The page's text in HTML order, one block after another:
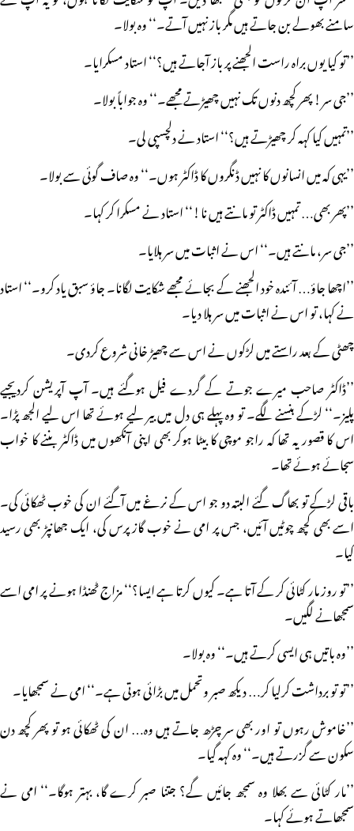
سامنے بھولے بن جاتے ہیں مگر باز نہیں آتے۔‘‘ وہ بولا۔
’’تو کیا یوں براہ راست الجھنے پر باز آجاتے ہیں؟‘‘ استاد مسکرایا۔
’’جی سر! پھر کچھ دنوں تک نہیں چھیڑتے مجھے۔‘‘ وہ جواباً بولا۔
’’تمہیں کیا کہہ کر چھیڑتے ہیں؟‘‘ استاد نے دلچسپی لی۔
’’یہی کہ میں انسانوں کا نہیں ڈنگروں کا ڈاکٹر ہوں۔‘‘ وہ صاف گوئی سے بولا۔
’’پھر بھی… تمہیں ڈاکٹر تو مانتے ہیں نا!‘‘ استاد نے مسکرا کر کہا۔
’’جی سر، مانتے ہیں۔‘‘ اس نے اثبات میں سر ہلایا۔
’’اچھا جاؤ… آئندہ خود الجھنے کے بجائے مجھے شکایت لگانا۔ جاؤ سبق یاد کرو۔‘‘ استاد
نے کہا، تو اس نے اثبات میں سر ہلا دیا۔
چھٹی کے بعد راستے میں لڑکوں نے اس سے چھیڑ خانی شروع کردی۔
’’ڈاکٹر صاحب میرے جوتے کے گردے فیل ہوگئے ہیں۔ آپ آپریشن کردیجیے
پلیز۔‘‘ لڑکے ہنسنے لگے۔ تو وہ پہلے ہی دل میں بیر لیے ہوئے تھا اس لیے الجھ پڑا۔
اس کا قصور یہ تھا کہ راجو موچی کا بیٹا ہوکر بھی اپنی آنکھوں میں ڈاکٹر بننے کا خواب
سجائے ہوئے تھا۔
باقی لڑکے تو بھاگ گئے البتہ دو جو اس کے نرغے میں آگئے ان کی خوب ٹھکائی کی۔
اسے بھی کچھ چوٹیں آئیں، جس پر امی نے خوب گاز پرس کی، ایک جھانپڑ بھی رسید
کیا۔
’’تو روز مار کٹائی کر کے آتا ہے۔ کیوں کرتا ہے ایسا؟‘‘ مزاج ٹھنڈا ہونے پر امی اسے
سمجھانے لگیں۔
’’وہ باتیں ہی ایسی کرتے ہیں۔‘‘ وہ بولا۔
’’تو تو برداشت کرلیا کر… دیکھ صبر وتحمل میں بڑائی ہوتی ہے۔‘‘ امی نے سمجھایا۔
’’خاموش رہوں تو اور بھی سر چڑھ جاتے ہیں وہ… ان کی ٹھکائی ہو تو پھر کچھ دن
سکون سے گزرتے ہیں۔‘‘ وہ کہہ گیا۔
’’مار کٹائی سے بھلا وہ سمجھ جائیں گے؟ جتنا صبر کرے گا، بہتر ہوگا۔‘‘ امی نے
سمجھاتے ہوئے کہا۔